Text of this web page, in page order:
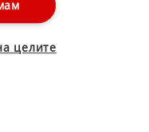
целите